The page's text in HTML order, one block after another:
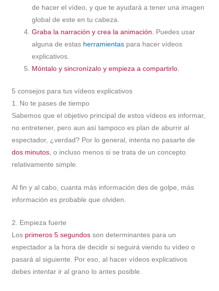
de hacer el vídeo, y que te ayudará a tener una imagen
global de este en tu cabeza.
Graba la narración y crea la animación. Puedes usar
alguna de estas herramientaspara hacer vídeos
explicativos.
Móntalo y sincronízalo y empieza a compartirlo.
5 consejos para tus vídeos explicativos
1. No te pases de tiempo
Sabemos que el objetivo principal de estos vídeos es informar,
no entretener, pero aun así tampoco es plan de aburrir al
espectador, ¿verdad? Por lo general, intenta no pasarte de
dos minutos, o incluso menos si se trata de un concepto
relativamente simple.
Al fin y al cabo, cuanta más información des de golpe, más
información es probable que olviden.
2. Empieza fuerte
Los primeros 5 segundosson determinantes para un
espectador a la hora de decidir si seguirá viendo tu vídeo o
pasará al siguiente. Por eso, al hacer vídeos explicativos
debes intentar ir al grano lo antes posible.